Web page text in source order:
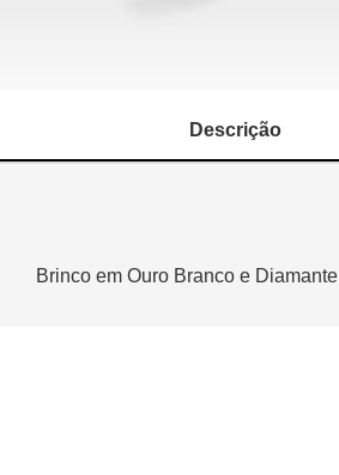
Descrição
Brinco em Ouro Branco e Diamante